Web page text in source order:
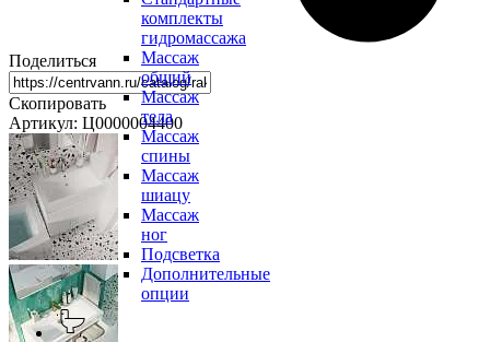
комплекты
гидромассажа
Массаж
общий
Массаж
тела
Массаж
спины
Массаж
шиацу
Массаж
ног
Подсветка
Дополнительные
опции
Поделиться
Скопировать
Артикул: Ц0000004400